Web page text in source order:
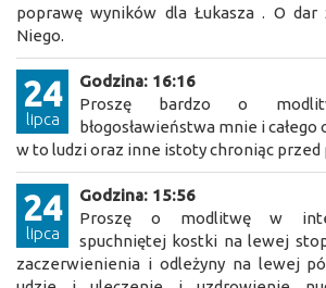
poprawę wyników dla Łukasza . O
Niego.
24
lipca
Godzina: 16:16
Proszę bardzo o
błogosławieństwa mnie i całego
w to ludzi oraz inne istoty chroniąc
24
lipca
Godzina: 15:56
Proszę o modlitwę w
spuchniętej kostki na lewej
zaczerwienienia i odleżyny na lewej